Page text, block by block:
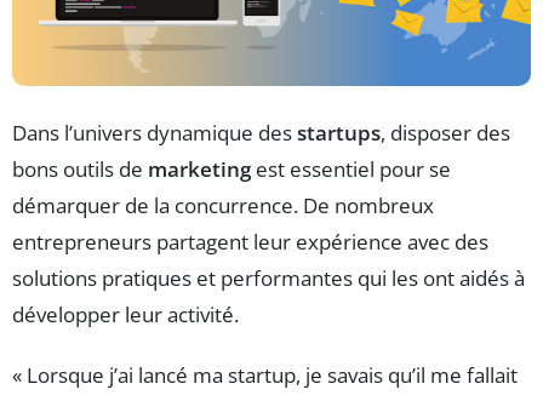
Dans l’univers dynamique desstartups, disposer des
bons outils de marketingest essentiel pour se
démarquer de la concurrence. De nombreux
entrepreneurs partagent leur expérience avec des
solutions pratiques et performantes qui les ont aidés à
développer leur activité.
« Lorsque j’ai lancé ma startup, je savais qu’il me fallait